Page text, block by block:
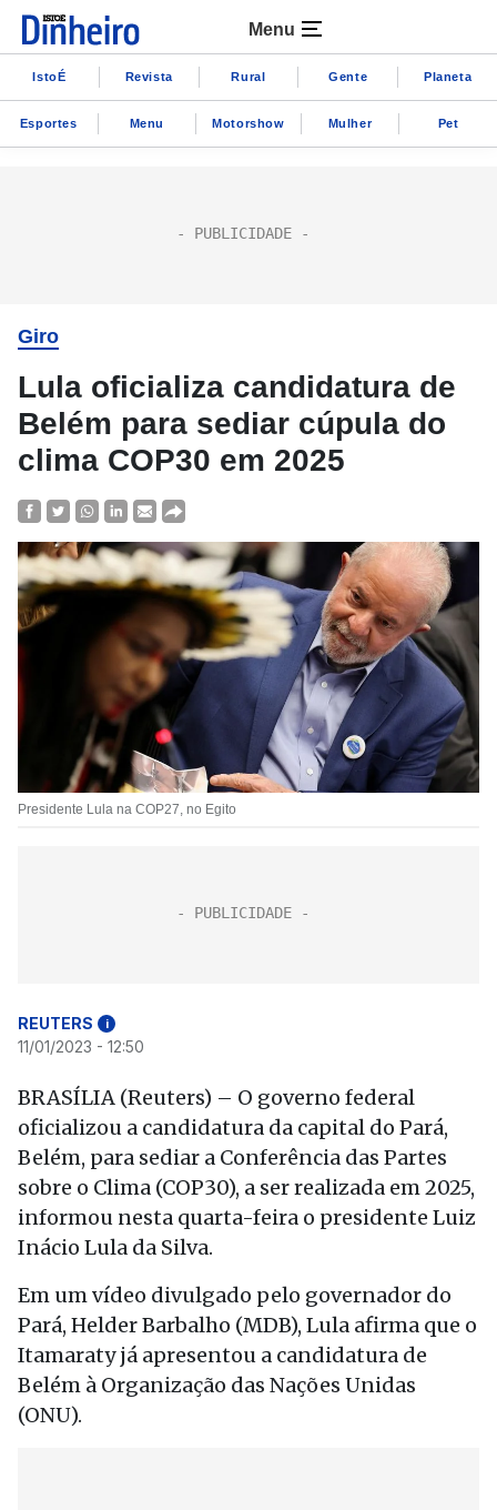
Menu
IstoÉ Revista Rural Gente Planeta
Esportes Menu Motorshow Mulher Pet
Giro
Lula oficializa candidatura de
Belém para sediar cúpula do
clima COP30 em 2025
Presidente Lula na COP27, no Egito
REUTERS i
11/01/2023 - 12:50
BRASÍLIA (Reuters) – O governo federal
oficializou a candidatura da capital do Pará,
Belém, para sediar a Conferência das Partes
sobre o Clima (COP30), a ser realizada em 2025,
informou nesta quarta-feira o presidente Luiz
Inácio Lula da Silva.
Em um vídeo divulgado pelo governador do
Pará, Helder Barbalho (MDB), Lula afirma que o
Itamaraty já apresentou a candidatura de
Belém à Organização das Nações Unidas
(ONU).